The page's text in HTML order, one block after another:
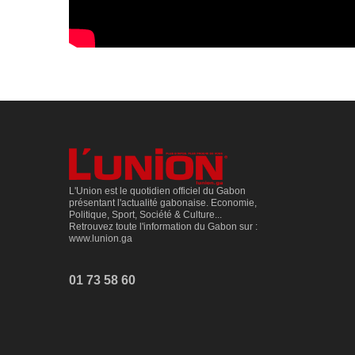
L'Union est le quotidien officiel du Gabon
présentant l'actualité gabonaise. Economie,
Politique, Sport, Société & Culture...
Retrouvez toute l'information du Gabon sur :
www.lunion.ga
01 73 58 60